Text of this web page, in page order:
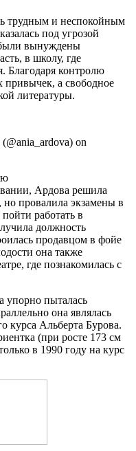
трудным и неспокойным
под угрозой
вынуждены
в школу, где
Благодаря контролю
привычек, а свободное
литературы.
on
Ардова решила
но провалила экзамены в
работать в
должность
продавцом в фойе
она также
где познакомилась с
упорно пыталась
она являлась
курса Альберта Бурова.
(при росте 173 см
в 1990 году на курс